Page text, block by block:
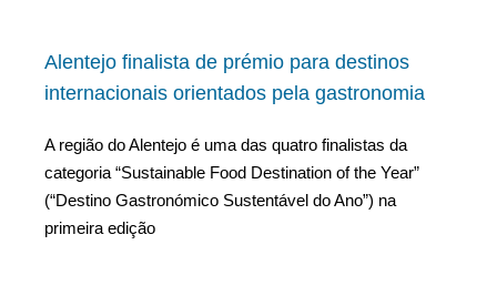
Alentejo finalista de prémio para destinos
internacionais orientados pela gastronomia
A região do Alentejo é uma das quatro finalistas da
categoria “Sustainable Food Destination of the Year”
(“Destino Gastronómico Sustentável do Ano”) na
primeira edição